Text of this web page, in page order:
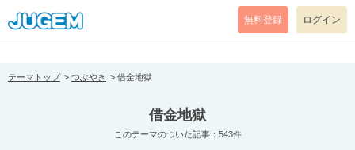
[pear_error: message="Success" code=0 mode=return level=notice
prefix="" info=""]
無料登録 ログイン
テーマトップ つぶやき 借金地獄
借金地獄
このテーマのついた記事：543件